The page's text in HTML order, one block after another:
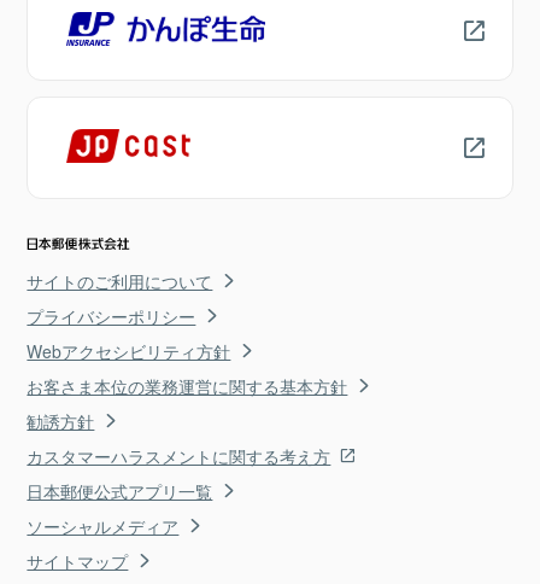
サイトのご利用について
プライバシーポリシー
Webアクセシビリティ方針
お客さま本位の業務運営に関する基本方針
勧誘方針
カスタマーハラスメントに関する考え方
日本郵便公式アプリ一覧
ソーシャルメディア
サイトマップ